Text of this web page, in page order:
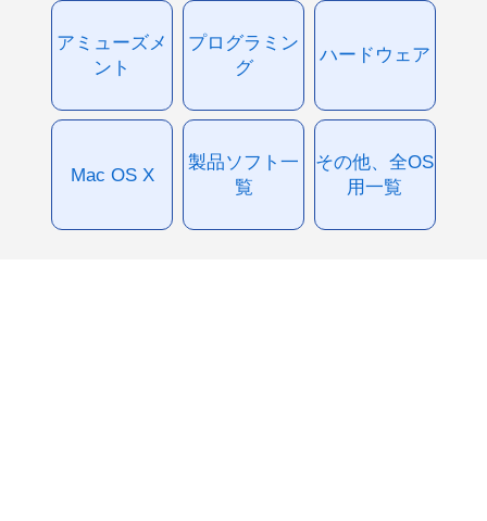
アミューズメ
ント
プログラミン
グ
ハードウェア
Mac OS X
製品ソフト一
覧
その他、全OS
用一覧